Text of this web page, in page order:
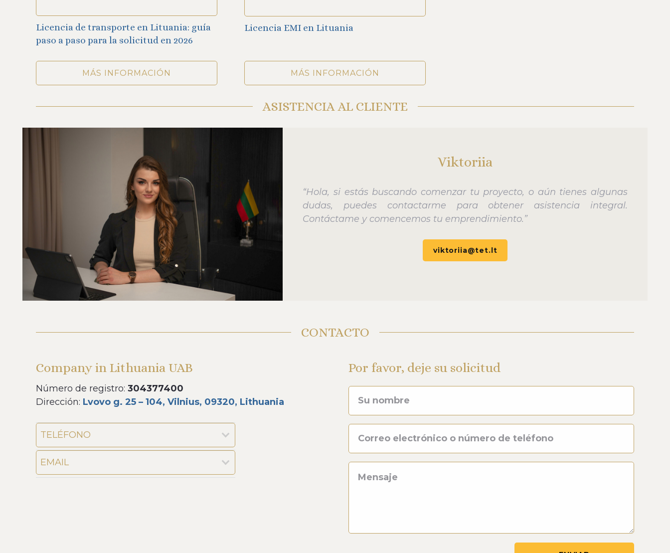
Licencia de transporte en Lituania: guía
paso a paso para la solicitud en 2026
MÁS INFORMACIÓN
Licencia EMI en Lituania
MÁS INFORMACIÓN
ASISTENCIA AL CLIENTE
Viktoriia
“Hola, si estás buscando comenzar tu proyecto, o aún tienes algunas
dudas, puedes contactarme para obtener asistencia integral.
Contáctame y comencemos tu emprendimiento.”
viktoriia@tet.lt
CONTACTO
Company in Lithuania UAB
Número de registro: 304377400
Dirección: Lvovo g. 25 – 104, Vilnius, 09320, Lithuania
TELÉFONO
EMAIL
Por favor, deje su solicitud